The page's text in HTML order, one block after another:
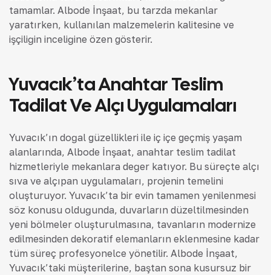
tamamlar. Albode İnşaat, bu tarzda mekanlar
yaratırken, kullanılan malzemelerin kalitesine ve
işçiliğin inceliğine özen gösterir.
Yuvacık’ta Anahtar Teslim
Tadilat Ve Alçı Uygulamaları
Yuvacık’ın doğal güzellikleri ile iç içe geçmiş yaşam
alanlarında, Albode İnşaat, anahtar teslim tadilat
hizmetleriyle mekanlara değer katıyor. Bu süreçte alçı
sıva ve alçıpan uygulamaları, projenin temelini
oluşturuyor. Yuvacık’ta bir evin tamamen yenilenmesi
söz konusu olduğunda, duvarların düzeltilmesinden
yeni bölmeler oluşturulmasına, tavanların modernize
edilmesinden dekoratif elemanların eklenmesine kadar
tüm süreç profesyonelce yönetilir. Albode İnşaat,
Yuvacık’taki müşterilerine, baştan sona kusursuz bir